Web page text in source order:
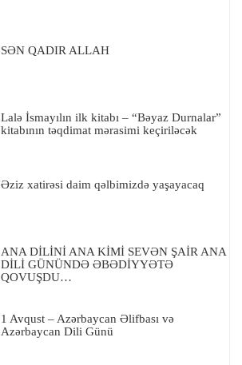
SƏN QADIR ALLAH
Lalə İsmayılın ilk kitabı – “Bəyaz Durnalar”
kitabının təqdimat mərasimi keçiriləcək
Əziz xatirəsi daim qəlbimizdə yaşayacaq
ANA DİLİNİ ANA KİMİ SEVƏN ŞAİR ANA
DİLİ GÜNÜNDƏ ƏBƏDİYYƏTƏ
QOVUŞDU…
1 Avqust – Azərbaycan Əlifbası və
Azərbaycan Dili Günü